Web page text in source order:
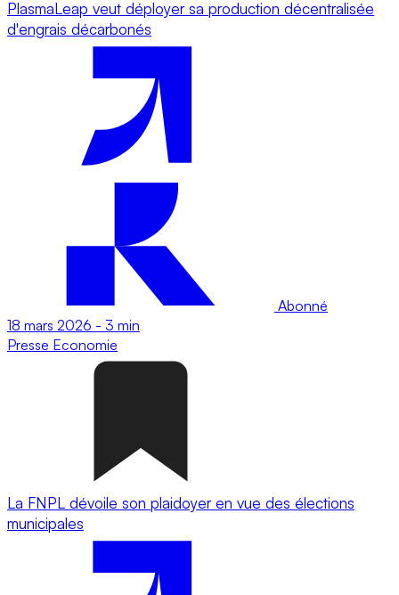
PlasmaLeap veut déployer sa production décentralisée
d'engrais décarbonés
Abonné
18 mars 2026 - 3 min
Presse Economie
La FNPL dévoile son plaidoyer en vue des élections
municipales